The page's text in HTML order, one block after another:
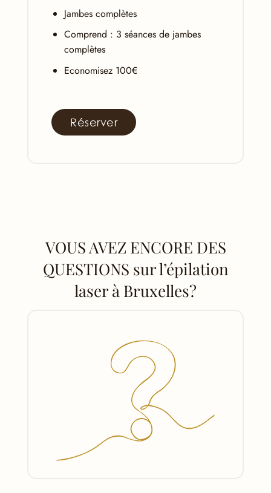
Jambes complètes
Comprend : 3 séances de jambes
complètes
Economisez 100€
Réserver
VOUS AVEZ ENCORE DES
QUESTIONS sur l’épilation
laser à Bruxelles?